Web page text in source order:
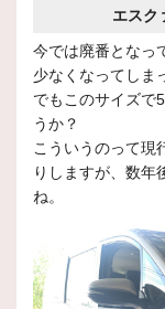
エス
今では廃番となっ
少なくなってしま
でもこのサイズで
うか？
こういうのって現
りしますが、数年
ね。